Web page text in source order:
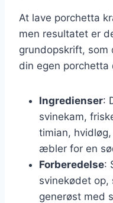
At lave porchetta
men resultatet er
grundopskrift, som
din egen porchetta
Ingredienser:
svinekam,
timian,
æbler for en
Forberedelse:
svinekødet op,
generøst med